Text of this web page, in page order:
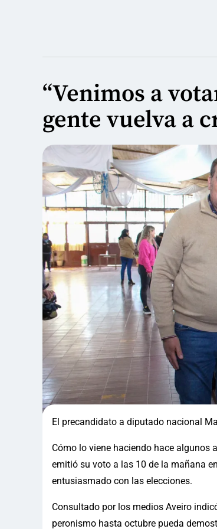
“Venimos a
gente vuelva a
El precandidato a diputado nacional
Cómo lo viene haciendo hace algunos
emitió su voto a las 10 de la mañana
entusiasmado con las elecciones.
Consultado por los medios Aveiro
peronismo hasta octubre pueda